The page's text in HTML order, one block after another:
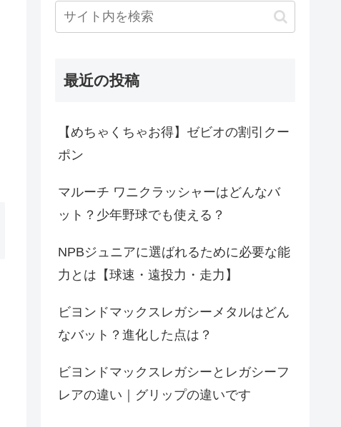
最近の投稿
【めちゃくちゃお得】ゼビオの割引クー
ポン
マルーチ ワニクラッシャーはどんなバ
ット？少年野球でも使える？
NPBジュニアに選ばれるために必要な能
力とは【球速・遠投力・走力】
ビヨンドマックスレガシーメタルはどん
なバット？進化した点は？
ビヨンドマックスレガシーとレガシーフ
レアの違い｜グリップの違いです